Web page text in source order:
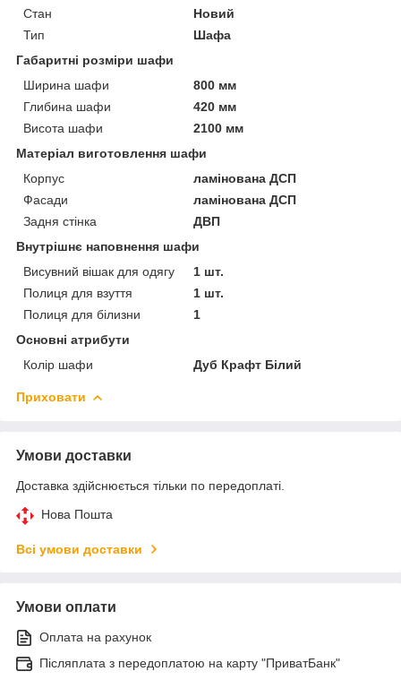
Стан
Новий
Тип
Шафа
Габаритні розміри шафи
Ширина шафи
800 мм
Глибина шафи
420 мм
Висота шафи
2100 мм
Матеріал виготовлення шафи
Корпус
ламінована ДСП
Фасади
ламінована ДСП
Задня стінка
ДВП
Внутрішнє наповнення шафи
Висувний вішак для одягу
1 шт.
Полиця для взуття
1 шт.
Полиця для білизни
1
Основні атрибути
Колір шафи
Дуб Крафт Білий
Приховати
Умови доставки
Доставка здійснюється тільки по передоплаті.
Нова Пошта
Всі умови доставки
Умови оплати
Оплата на рахунок
Післяплата з передоплатою на карту "ПриватБанк"